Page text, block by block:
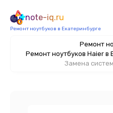
note-iq.ru
Ремонт ноутбуков в Екатеринбурге
Ремонт
Ремонт ноутбуков Haier в
Замена